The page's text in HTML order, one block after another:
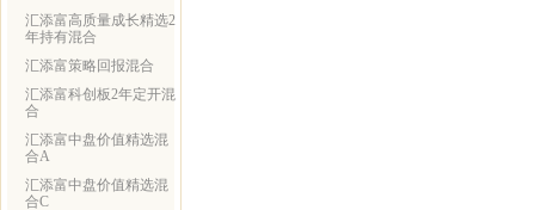
汇添富高质量成长精选2
年持有混合
汇添富策略回报混合
汇添富科创板2年定开混
合
汇添富中盘价值精选混
合A
汇添富中盘价值精选混
合C